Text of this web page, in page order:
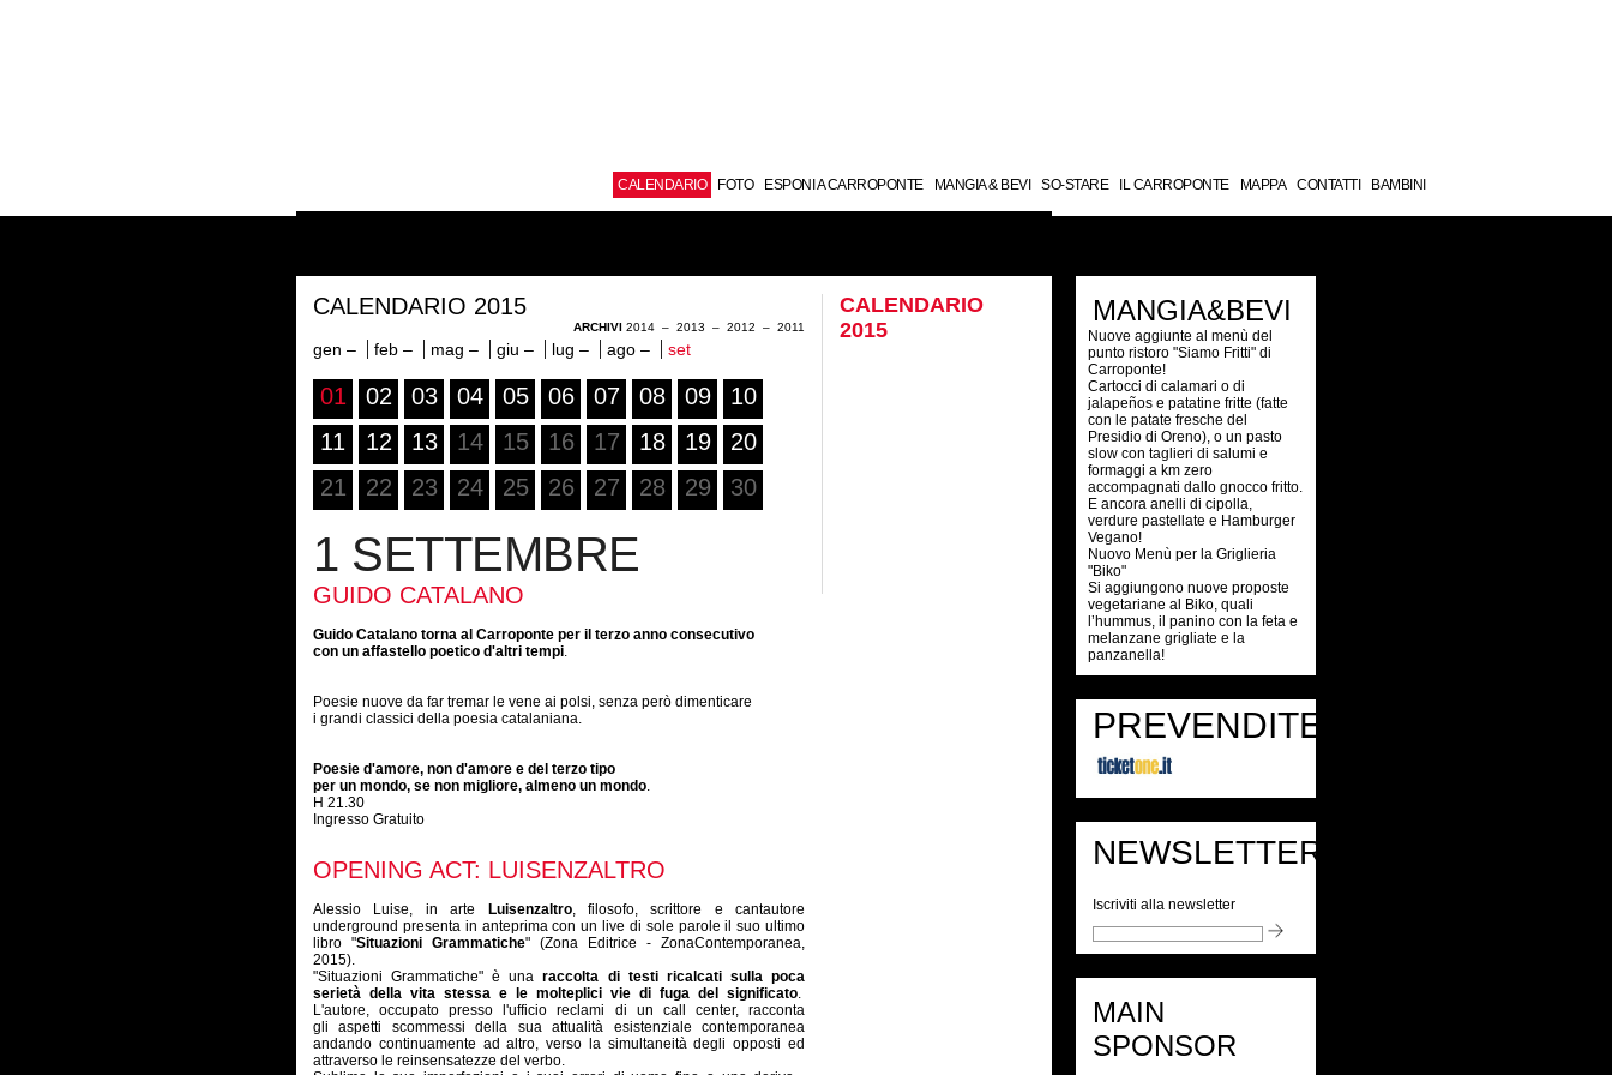
CALENDARIO FOTO ESPONI A CARROPONTE MANGIA & BEVI SO-STARE IL CARROPONTE MAPPA CONTATTI BAMBINI
CALENDARIO 2015
ARCHIVI 2014 – 2013 – 2012 – 2011
gen – feb – mag – giu – lug – ago – set
01 02 03 04 05 06 07 08 09
10
11
12 13 14 15 16 17 18 19
20
21
22 23 24 25 26 27 28 29 30
1 SETTEMBRE
GUIDO CATALANO
Guido Catalano torna al Carroponte per il terzo anno consecutivo
con un affastello poetico d'altri tempi.
Poesie nuove da far tremar le vene ai polsi, senza però dimenticare
i grandi classici della poesia catalaniana.
Poesie d'amore, non d'amore e del terzo tipo
per un mondo, se non migliore, almeno un mondo.
H 21.30
Ingresso Gratuito
OPENING ACT: LUISENZALTRO
Alessio Luise, in arte Luisenzaltro, filosofo, scrittore e cantautore
underground presenta in anteprima con un live di sole parole il suo ultimo
libro "Situazioni Grammatiche" (Zona Editrice - ZonaContemporanea,
2015).
"Situazioni Grammatiche" è unaraccolta di testi ricalcati sulla poca
serietà della vita stessa e le molteplici vie di fuga del significato.
L'autore, occupato presso l'ufficio reclami di un call center, racconta
gli aspetti scommessi della sua attualità esistenziale contemporanea
andando continuamente ad altro, verso la simultaneità degli opposti ed
attraverso le reinsensatezze del verbo.
CALENDARIO
2015
MANGIA&BEVI
Nuove aggiunte al menù del
punto ristoro "Siamo Fritti" di
Carroponte!
Cartocci di calamari o di
jalapeños e patatine fritte (fatte
con le patate fresche del
Presidio di Oreno), o un pasto
slow con taglieri di salumi e
formaggi a km zero
accompagnati dallo gnocco fritto.
E ancora anelli di cipolla,
verdure pastellate e Hamburger
Vegano!
Nuovo Menù per la Griglieria
"Biko"
Si aggiungono nuove proposte
vegetariane al Biko, quali
l’hummus, il panino con la feta e
melanzane grigliate e la
panzanella!
PREVENDITE
NEWSLETTER
Iscriviti alla newsletter
MAIN
SPONSOR